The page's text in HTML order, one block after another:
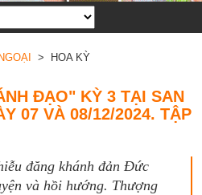
> HOA KỲ
ĐẠO" KỲ 3 TẠI SAN
07 VÀ 08/12/2024. TẬP
đăng khánh đản Đức
và hồi hướng. Thượng